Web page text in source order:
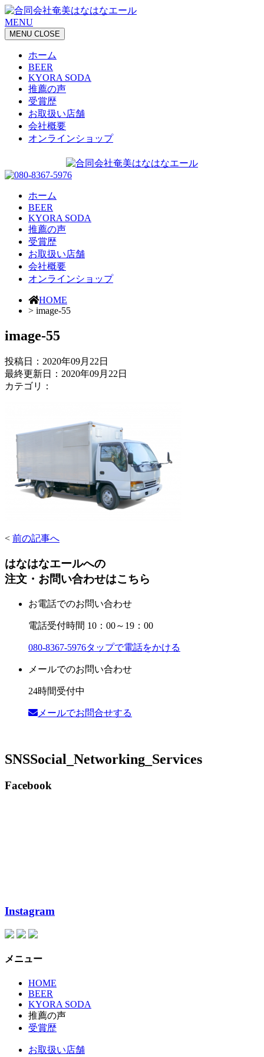
MENU
MENU CLOSE
ホーム
BEER
KYORA SODA
推薦の声
受賞歴
お取扱い店舗
会社概要
オンラインショップ
ホーム
BEER
KYORA SODA
推薦の声
受賞歴
お取扱い店舗
会社概要
オンラインショップ
HOME
> image-55
image-55
投稿日： 2020年09月22日
最終更新日：2020年09月22日
カテゴリ：
< 前の記事へ
はなはなエールへの
注文・お問い合わせはこちら
お電話でのお問い合わせ
電話受付時間 10：00～19：00
080-8367-5976タップで電話をかける
メールでのお問い合わせ
24時間受付中
メールでお問合せする
SNSSocial_Networking_Services
Facebook
Instagram
メニュー
HOME
BEER
KYORA SODA
推薦の声
受賞歴
お取扱い店舗